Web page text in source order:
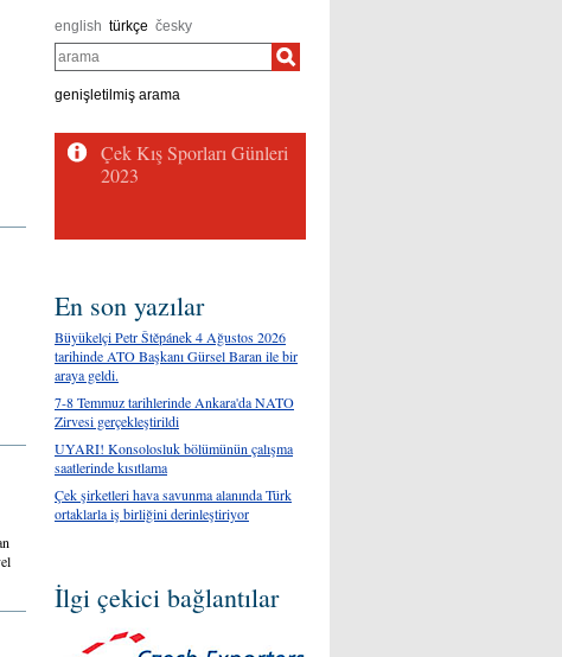
english türkçe česky
arama
genişletilmiş arama
En son yazılar
Büyükelçi Petr Štěpánek 4 Ağustos 2026
tarihinde ATO Başkanı Gürsel Baran ile bir
araya geldi.
7-8 Temmuz tarihlerinde Ankara'da NATO
Zirvesi gerçekleştirildi
UYARI! Konsolosluk bölümünün çalışma
saatlerinde kısıtlama
Çek şirketleri hava savunma alanında Türk
ortaklarla iş birliğini derinleştiriyor
İlgi çekici bağlantılar